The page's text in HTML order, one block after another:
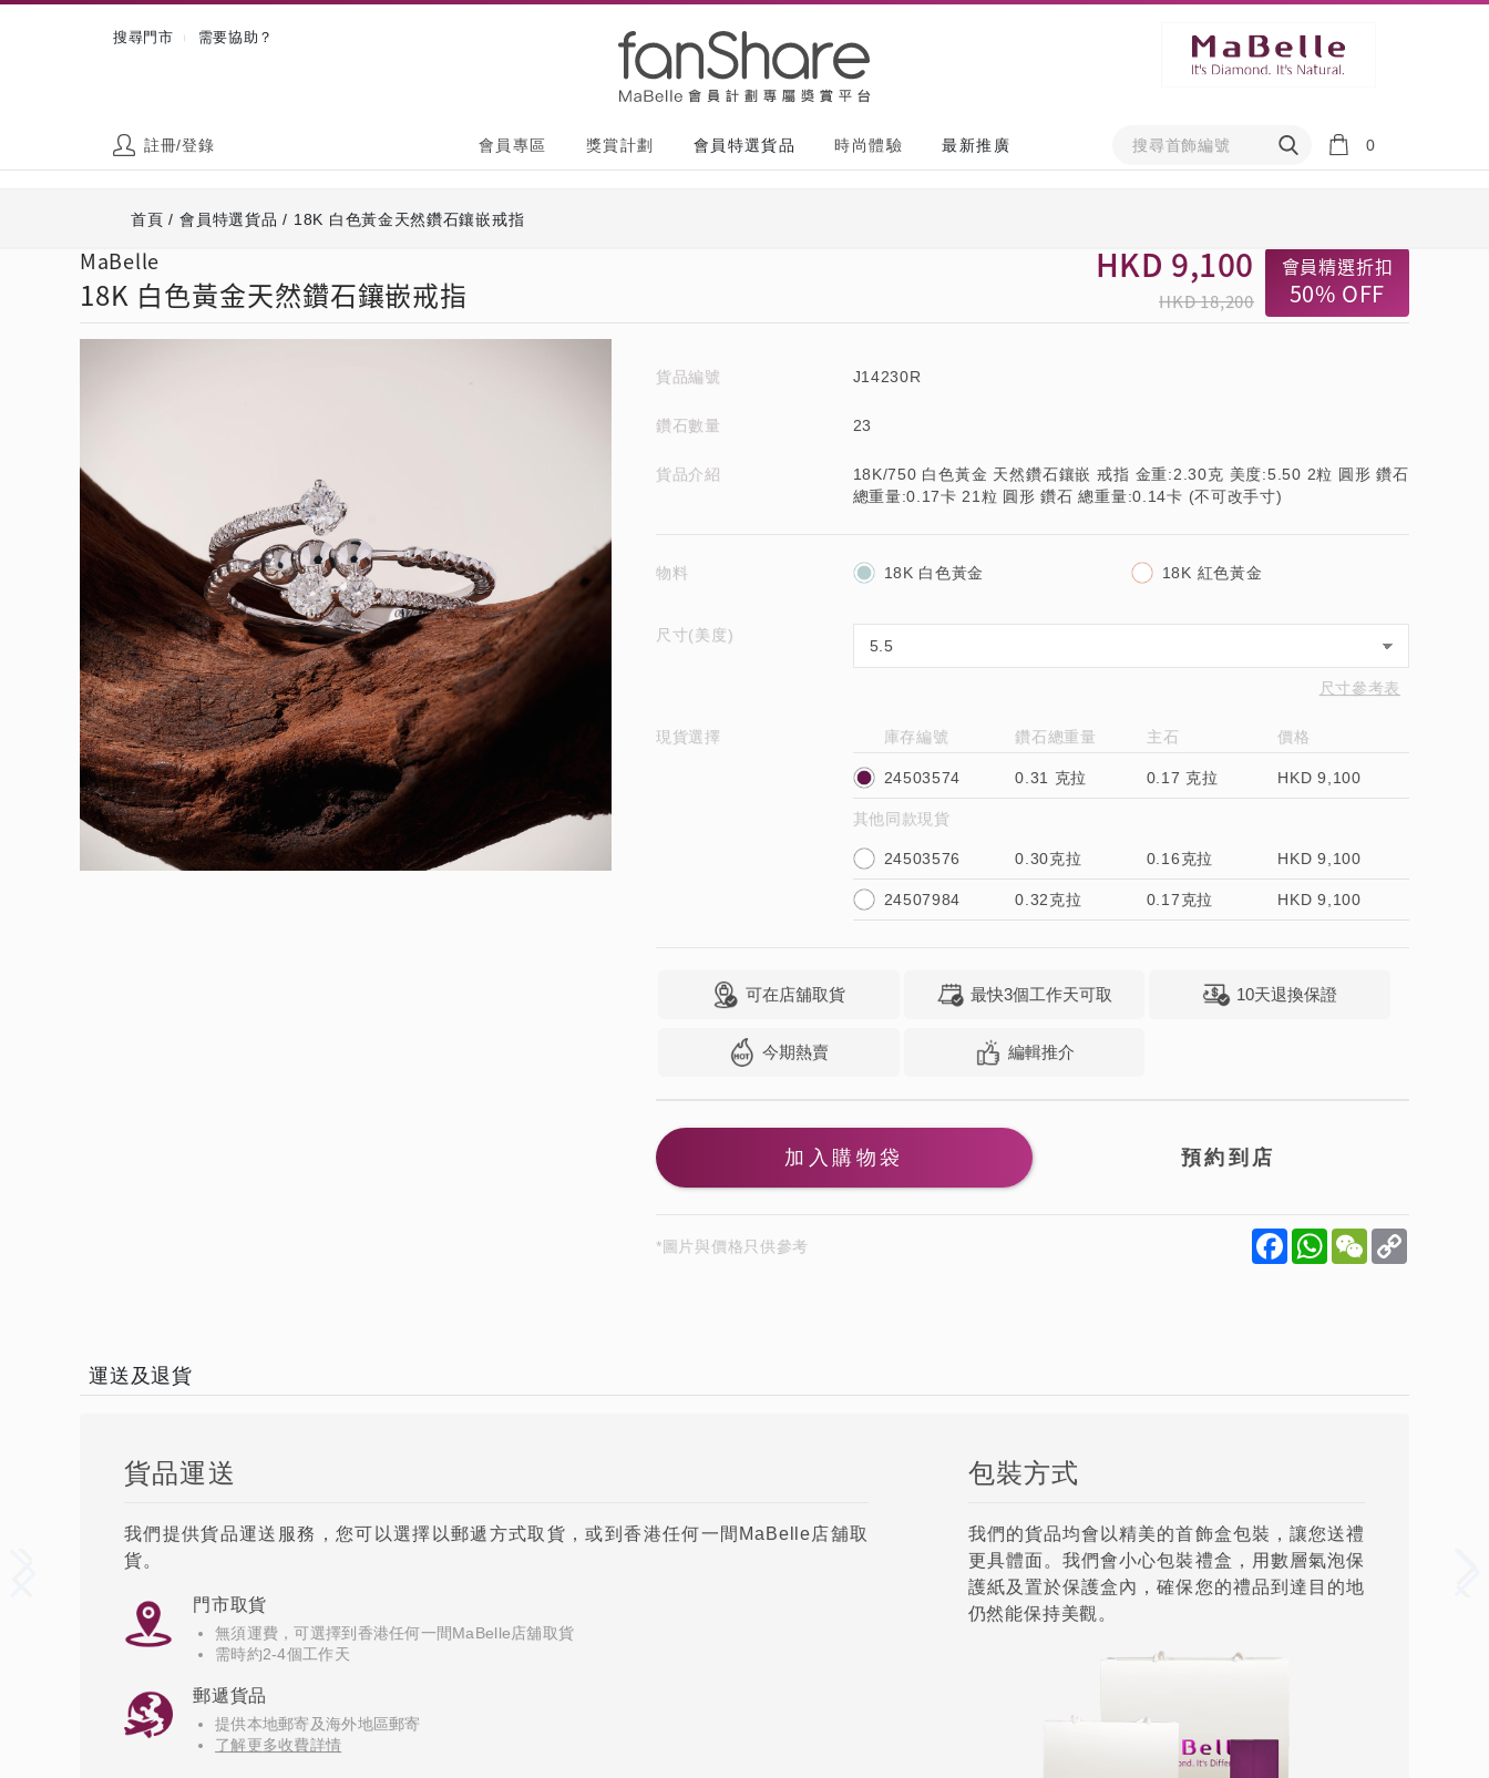
搜尋門市 需要協助？
註冊/登錄 會員專區 獎賞計劃 會員特選貨品 時尚體驗 最新推廣 0
首頁 / 會員特選貨品 / 18K 白色黃金天然鑽石鑲嵌戒指
MaBelle
18K 白色黃金天然鑽石鑲嵌戒指
HKD 9,100
HKD 18,200
會員精選折扣
50% OFF
貨品編號 J14230R
鑽石數量 23
貨品介紹
18K/750 白色黃金 天然鑽石鑲嵌 戒指 金重:2.30克 美度:5.50 2粒 圓形 鑽石
總重量:0.17卡 21粒 圓形 鑽石 總重量:0.14卡 (不可改手寸)
物料 18K 白色黃金 18K 紅色黃金
尺寸(美度)
尺寸參考表
現貨選擇 庫存編號 鑽石總重量 主石 價格
24503574 0.31 克拉 0.17 克拉 HKD 9,100
其他同款現貨
24503576 0.30克拉 0.16克拉 HKD 9,100
24507984 0.32克拉 0.17克拉 HKD 9,100
可在店舖取貨 最快3個工作天可取 10天退換保證
今期熱賣 編輯推介
加入購物袋
*圖片與價格只供參考 Facebook
WhatsApp
WeChat
運送及退貨
貨品運送
我們提供貨品運送服務，您可以選擇以郵遞方式取貨，或到香港任何一間MaBelle店舖取
貨。
門市取貨
無須運費，可選擇到香港任何一間MaBelle店舖取貨
需時約2-4個工作天
郵遞貨品
提供本地郵寄及海外地區郵寄
了解更多收費詳情
包裝方式
我們的貨品均會以精美的首飾盒包裝，讓您送禮
更具體面。我們會小心包裝禮盒，用數層氣泡保
護紙及置於保護盒內，確保您的禮品到達目的地
仍然能保持美觀。